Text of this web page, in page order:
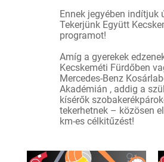
Ennek jegyében indítjuk
Tekerjünk Együtt
programot!
Amíg a gyerekek
Kecskeméti Fürdőben
Mercedes-Benz
Akadémián , addig a
kísérők
tekerhetnek – közösen
km-es célkitűzést!